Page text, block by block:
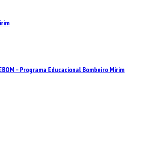
– Programa Educacional Bombeiro Mirim